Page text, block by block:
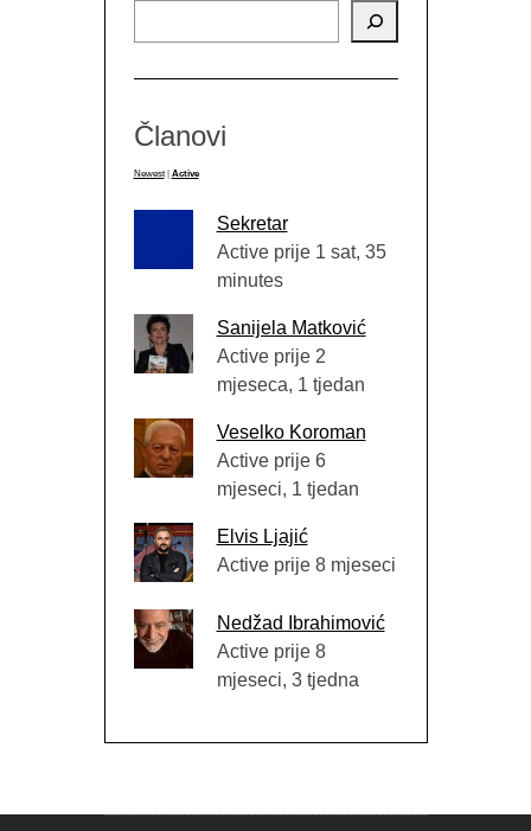
Članovi
Newest Active
Sekretar
Active prije 1 sat, 35
minutes
Sanijela Matković
Active prije 2
mjeseca, 1 tjedan
Veselko Koroman
Active prije 6
mjeseci, 1 tjedan
Elvis Ljajić
Active prije 8 mjeseci
Nedžad Ibrahimović
Active prije 8
mjeseci, 3 tjedna